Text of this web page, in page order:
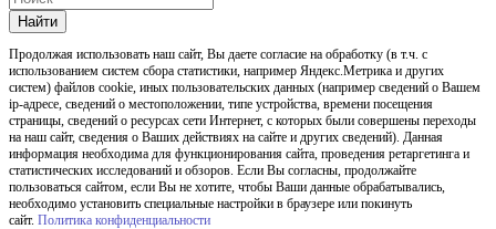
Найти
Продолжая использовать наш cайт, Вы даете согласие на обработку (в т.ч. с
использованием систем сбора статистики, например Яндекс.Метрика и других
систем) файлов cookie, иных пользовательских данных (например сведений о Вашем
ip-адресе, сведений о местоположении, типе устройства, времени посещения
страницы, сведений о ресурсах сети Интернет, с которых были совершены переходы
на наш сайт, сведения о Ваших действиях на сайте и других сведений). Данная
информация необходима для функционирования сайта, проведения ретаргетинга и
статистических исследований и обзоров. Если Вы согласны, продолжайте
пользоваться сайтом, если Вы не хотите, чтобы Ваши данные обрабатывались,
необходимо установить специальные настройки в браузере или покинуть
сайт. Политика конфиденциальности